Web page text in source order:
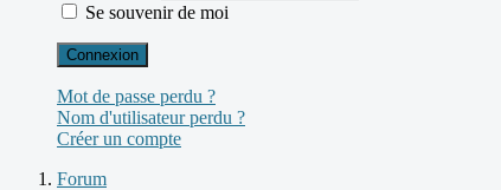
Se souvenir de moi
Connexion
Mot de passe perdu ?
Nom d'utilisateur perdu ?
Créer un compte
Forum